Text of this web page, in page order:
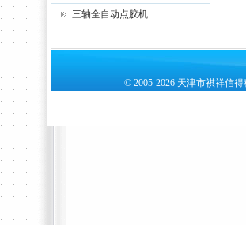
三轴全自动点胶机
© 2005-2026 天津市祺祥信